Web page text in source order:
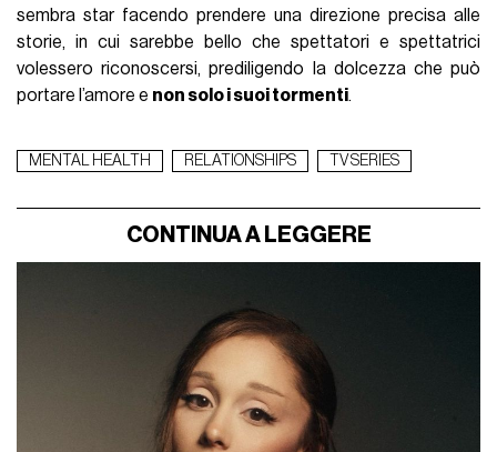
sembra star facendo prendere una direzione precisa alle
storie, in cui sarebbe bello che spettatori e spettatrici
volessero riconoscersi, prediligendo la dolcezza che può
portare l’amore e non solo i suoi tormenti.
MENTAL HEALTH RELATIONSHIPS TV SERIES
CONTINUA A LEGGERE